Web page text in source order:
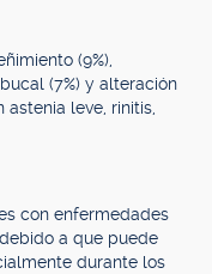
(9%),
(7%) y alteración
astenia leve, rinitis,
con enfermedades
a que puede
durante los